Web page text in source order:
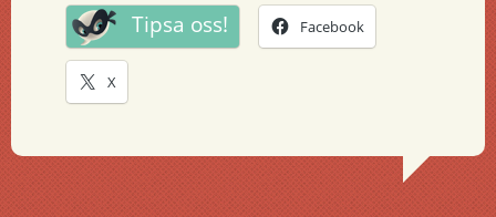
Tipsa oss! Facebook
X